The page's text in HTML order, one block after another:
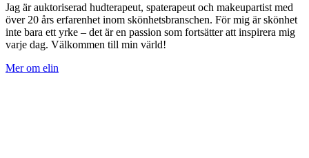
Jag är auktoriserad hudterapeut, spaterapeut och makeupartist med
över 20 års erfarenhet inom skönhetsbranschen. För mig är skönhet
inte bara ett yrke – det är en passion som fortsätter att inspirera mig
varje dag. Välkommen till min värld!
Mer om elin